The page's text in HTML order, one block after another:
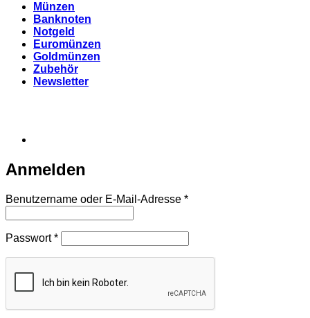
Münzen
Banknoten
Notgeld
Euromünzen
Goldmünzen
Zubehör
Newsletter
Anmelden
Benutzername oder E-Mail-Adresse *Erforderlich
Passwort*Erforderlich